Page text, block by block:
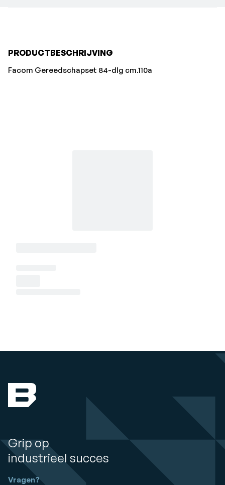
PRODUCTBESCHRIJVING
Facom Gereedschapset 84-dlg cm.110a
Grip op
industrieel succes
Vragen?